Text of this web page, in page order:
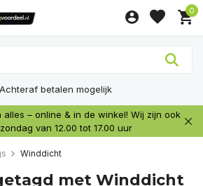
0
Achteraf betalen mogelijk
alles – online & in de winkel! Wij zijn ook
van 12.00 tot 17.00 uur
Winddicht
met Winddicht